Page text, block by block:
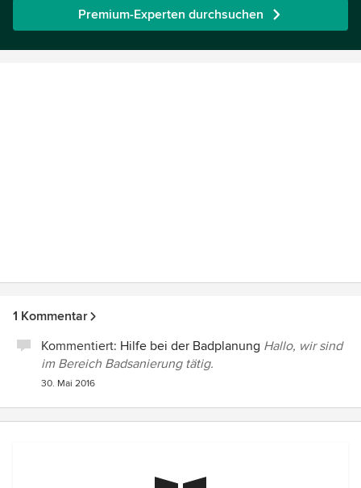
Premium-Experten durchsuchen
1 Kommentar
Kommentiert: Hilfe bei der Badplanung Hallo, wir sind
im Bereich Badsanierung tätig.
30. Mai 2016